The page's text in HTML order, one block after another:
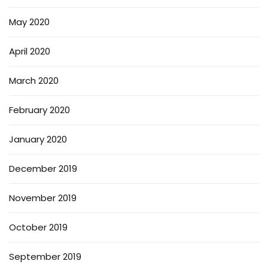
May 2020
April 2020
March 2020
February 2020
January 2020
December 2019
November 2019
October 2019
September 2019